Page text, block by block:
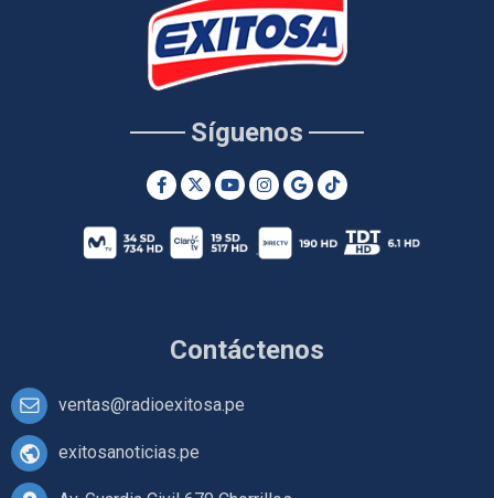
Contáctenos
ventas@radioexitosa.pe
exitosanoticias.pe
Síguenos